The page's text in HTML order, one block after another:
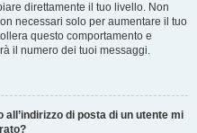
direttamente il tuo livello. Non
necessari solo per aumentare il tuo
questo comportamento e
il numero dei tuoi messaggi.
di posta di un utente mi